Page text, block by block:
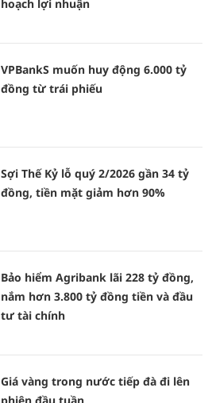
hoạch lợi nhuận
VPBankS muốn huy động 6.000 tỷ
đồng từ trái phiếu
Sợi Thế Kỷ lỗ quý 2/2026 gần 34 tỷ
đồng, tiền mặt giảm hơn 90%
Bảo hiểm Agribank lãi 228 tỷ đồng,
nắm hơn 3.800 tỷ đồng tiền và đầu
tư tài chính
Giá vàng trong nước tiếp đà đi lên